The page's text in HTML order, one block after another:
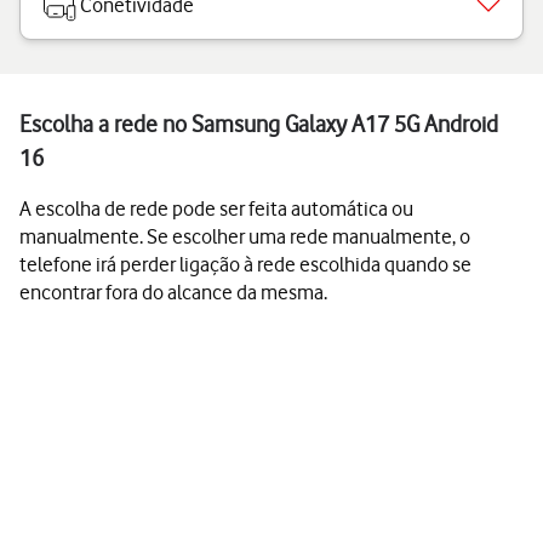
Conetividade
Escolha a rede no Samsung Galaxy A17 5G Android
16
A escolha de rede pode ser feita automática ou
manualmente. Se escolher uma rede manualmente, o
telefone irá perder ligação à rede escolhida quando se
encontrar fora do alcance da mesma.